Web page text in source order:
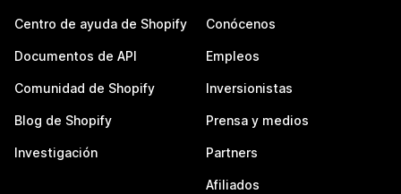
Centro de ayuda de Shopify
Documentos de API
Comunidad de Shopify
Blog de Shopify
Investigación
Conócenos
Empleos
Inversionistas
Prensa y medios
Partners
Afiliados